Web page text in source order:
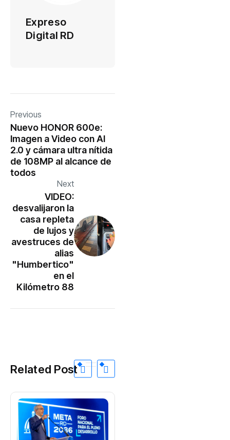
Expreso
Digital RD
Previous
Nuevo HONOR 600e:
Imagen a Video con AI
2.0 y cámara ultra nítida
de 108MP al alcance de
todos
Next
VIDEO:
desvalijaron la
casa repleta
de lujos y
avestruces de
alias
"Humbertico"
en el
Kilómetro 88
Related Post